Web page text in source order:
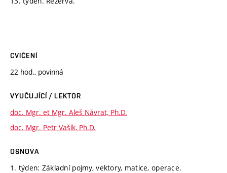
CVIČENÍ
22 hod., povinná
VYUČUJÍCÍ / LEKTOR
doc. Mgr. et Mgr. Aleš Návrat, Ph.D.
doc. Mgr. Petr Vašík, Ph.D.
OSNOVA
1. týden: Základní pojmy, vektory, matice, operace.